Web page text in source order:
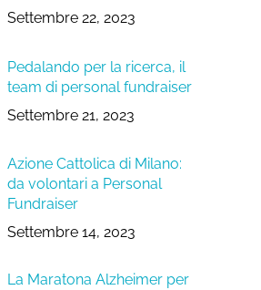
Settembre 22, 2023
Pedalando per la ricerca, il
team di personal fundraiser
Settembre 21, 2023
Azione Cattolica di Milano:
da volontari a Personal
Fundraiser
Settembre 14, 2023
La Maratona Alzheimer per